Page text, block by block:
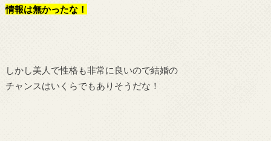
情報は無かったな！
しかし美人で性格も非常に良いので結婚の
チャンスはいくらでもありそうだな！